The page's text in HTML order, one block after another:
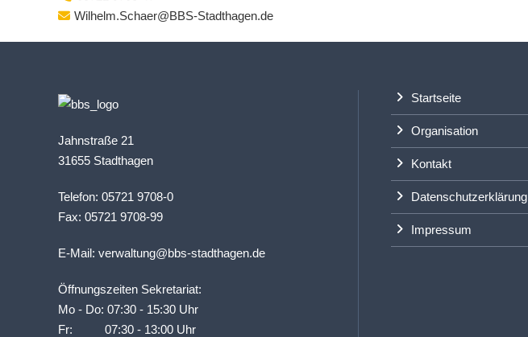
Wilhelm.Schaer@BBS-Stadthagen.de
Jahnstraße 21
31655 Stadthagen
Telefon: 05721 9708-0
Fax: 05721 9708-99
E-Mail: verwaltung@bbs-stadthagen.de
Öffnungszeiten Sekretariat:
Mo - Do: 07:30 - 15:30 Uhr
Fr: 07:30 - 13:00 Uhr
Startseite
Organisation
Kontakt
Datenschutzerklärung
Impressum